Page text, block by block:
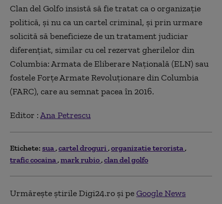
Clan del Golfo insistă să fie tratat ca o organizaţie
politică, şi nu ca un cartel criminal, şi prin urmare
solicită să beneficieze de un tratament judiciar
diferenţiat, similar cu cel rezervat gherilelor din
Columbia: Armata de Eliberare Naţională (ELN) sau
fostele Forţe Armate Revoluţionare din Columbia
(FARC), care au semnat paceaîn 2016.
Editor :Ana Petrescu
Etichete: sua cartel droguri organizatie terorista
trafic cocaina mark rubio clan del golfo
Urmărește știrile Digi24.ro și peGoogle News